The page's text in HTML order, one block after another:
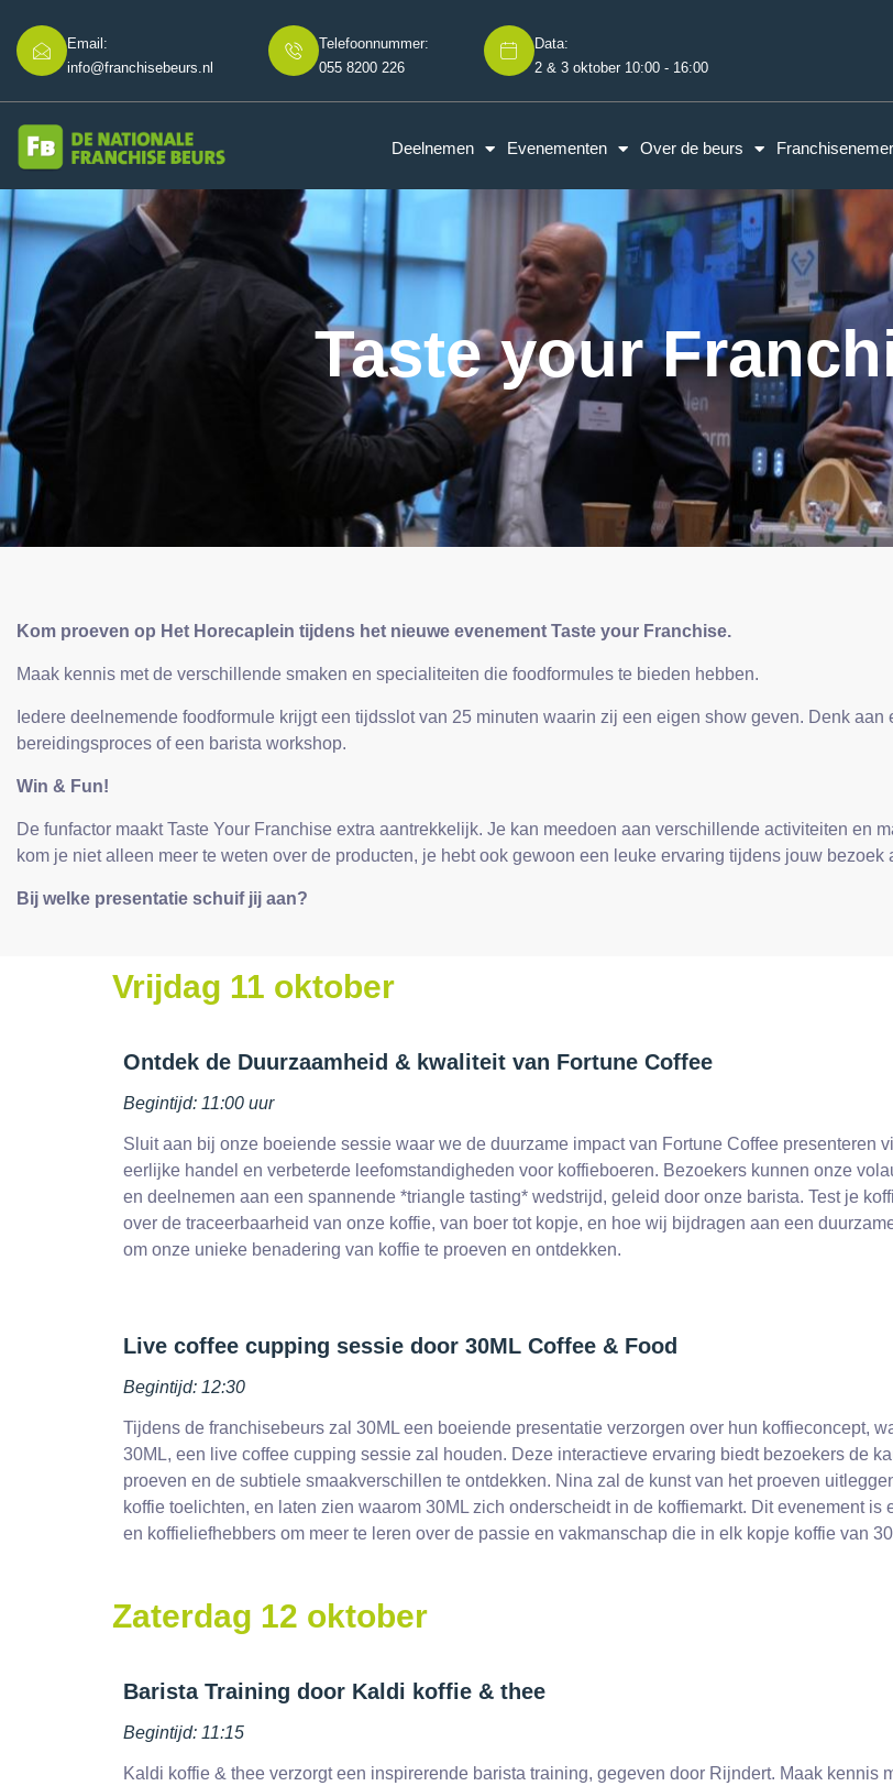
Email:
info@franchisebeurs.nl
Telefoonnummer:
055 8200 226
Data:
2 & 3 oktober 10:00 - 16:00
Deelnemen Evenementen Over de beurs
Taste your
Kom proeven op Het Horecaplein tijdens het nieuwe evenement Taste your Franchise.
Maak kennis met de verschillende smaken en specialiteiten die foodformules te bieden hebben.
Iedere deelnemende foodformule krijgt een tijdsslot van 25 minuten waarin zij een eigen show geven. Denk
bereidingsproces of een barista workshop.
Win & Fun!
De funfactor maakt Taste Your Franchise extra aantrekkelijk. Je kan meedoen aan verschillende activiteiten en
kom je niet alleen meer te weten over de producten, je hebt ook gewoon een leuke ervaring tijdens jouw bezoek
Bij welke presentatie schuif jij aan?
Vrijdag 11 oktober
Ontdek de Duurzaamheid & kwaliteit van Fortune Coffee
Begintijd: 11:00 uur
Sluit aan bij onze boeiende sessie waar we de duurzame impact van Fortune Coffee presenteren
eerlijke handel en verbeterde leefomstandigheden voor koffieboeren. Bezoekers kunnen onze
en deelnemen aan een spannende *triangle tasting* wedstrijd, geleid door onze barista. Test je
over de traceerbaarheid van onze koffie, van boer tot kopje, en hoe wij bijdragen aan een
om onze unieke benadering van koffie te proeven en ontdekken.
Live coffee cupping sessie door 30ML Coffee & Food
Begintijd: 12:30
Tijdens de franchisebeurs zal 30ML een boeiende presentatie verzorgen over hun koffieconcept,
30ML, een live coffee cupping sessie zal houden. Deze interactieve ervaring biedt bezoekers de
proeven en de subtiele smaakverschillen te ontdekken. Nina zal de kunst van het proeven
koffie toelichten, en laten zien waarom 30ML zich onderscheidt in de koffiemarkt. Dit evenement
en koffieliefhebbers om meer te leren over de passie en vakmanschap die in elk kopje koffie van
Zaterdag 12 oktober
Barista Training door Kaldi koffie & thee
Begintijd: 11:15
Kaldi koffie & thee verzorgt een inspirerende barista training, gegeven door Rijndert. Maak kennis